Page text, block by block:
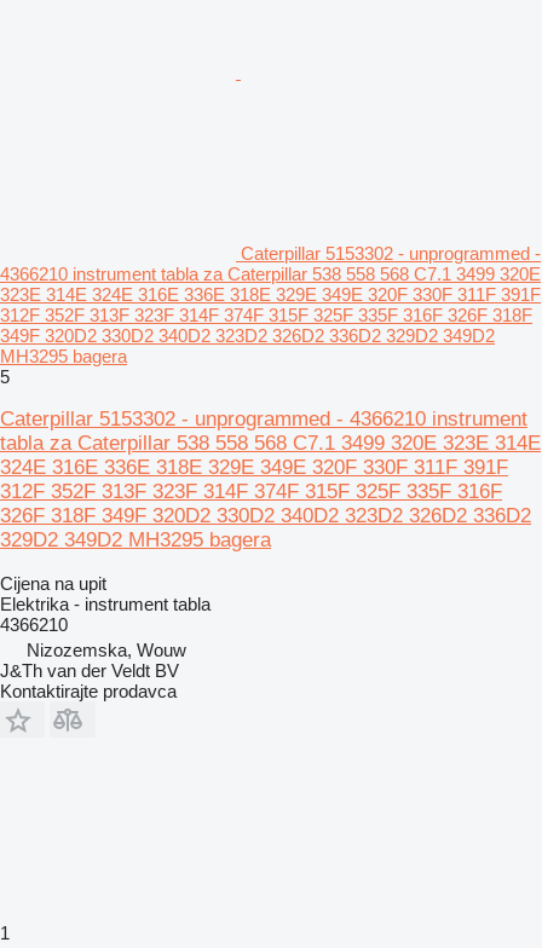
Caterpillar 5153302 - unprogrammed -
4366210 instrument tabla za Caterpillar 538 558 568 C7.1 3499 320E
323E 314E 324E 316E 336E 318E 329E 349E 320F 330F 311F 391F
312F 352F 313F 323F 314F 374F 315F 325F 335F 316F 326F 318F
349F 320D2 330D2 340D2 323D2 326D2 336D2 329D2 349D2
MH3295 bagera
5
Caterpillar 5153302 - unprogrammed - 4366210 instrument
tabla za Caterpillar 538 558 568 C7.1 3499 320E 323E 314E
324E 316E 336E 318E 329E 349E 320F 330F 311F 391F
312F 352F 313F 323F 314F 374F 315F 325F 335F 316F
326F 318F 349F 320D2 330D2 340D2 323D2 326D2 336D2
329D2 349D2 MH3295 bagera
Cijena na upit
Elektrika - instrument tabla
4366210
Nizozemska, Wouw
J&Th van der Veldt BV
Kontaktirajte prodavca
1